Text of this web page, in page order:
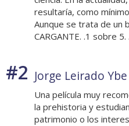
resultaría, como
Aunque se trata de un
CARGANTE. .1 sobre 5.
#2 Jorge Leirado Ybe
Una película muy
la prehistoria y
patrimonio o los